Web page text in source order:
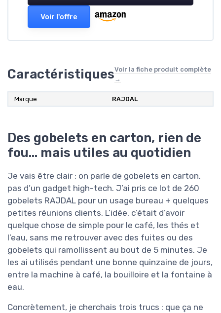
Voir l'offre
CaractéristiquesVoir la fiche produit complète
→
Marque RAJDAL
Des gobelets en carton, rien de
fou… mais utiles au quotidien
Je vais être clair : on parle de gobelets en carton,
pas d’un gadget high-tech. J’ai pris ce lot de 260
gobelets RAJDAL pour un usage bureau + quelques
petites réunions clients. L’idée, c’était d’avoir
quelque chose de simple pour le café, les thés et
l’eau, sans me retrouver avec des fuites ou des
gobelets qui ramollissent au bout de 5 minutes. Je
les ai utilisés pendant une bonne quinzaine de jours,
entre la machine à café, la bouilloire et la fontaine à
eau.
Concrètement, je cherchais trois trucs : que ça ne